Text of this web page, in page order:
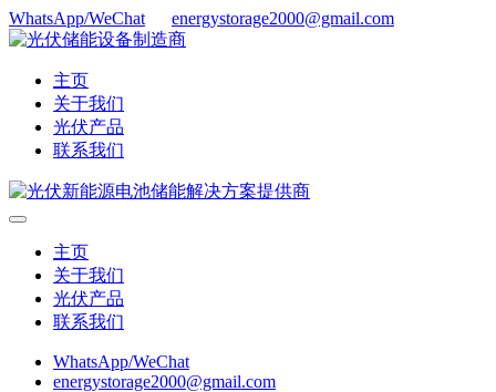
WhatsApp/WeChat energystorage2000@gmail.com
主页
关于我们
光伏产品
联系我们
主页
关于我们
光伏产品
联系我们
WhatsApp/WeChat
energystorage2000@gmail.com